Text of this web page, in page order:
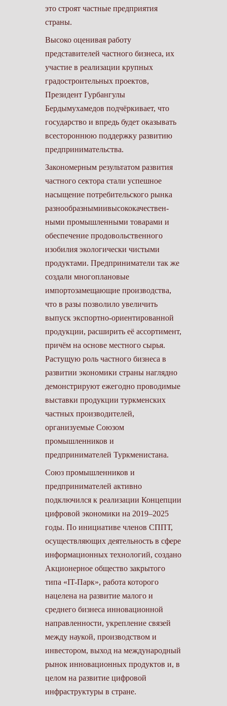
это строят частные предприятия
страны.
Высоко оценивая работу
представителей частного бизнеса, их
участие в реализации крупных
градостроительных проектов,
Президент Гурбангулы
Бердымухамедов подчёркивает, что
государство и впредь будет оказывать
всестороннюю поддержку развитию
предпринимательства.
Закономерным результатом развития
частного сектора стали успешное
насыщение потребительского рынка
разнообразнымиивысококачествен-
ными промышленными товарами и
обеспечение продовольственного
изобилия экологически чистыми
продуктами. Предприниматели так же
создали многоплановые
импортозамещающие производства,
что в разы позволило увеличить
выпуск экспортно-ориентированной
продукции, расширить её ассортимент,
причём на основе местного сырья.
Растущую роль частного бизнеса в
развитии экономики страны наглядно
демонстрируют ежегодно проводимые
выставки продукции туркменских
частных производителей,
организуемые Союзом
промышленников и
предпринимателей Туркменистана.
Союз промышленников и
предпринимателей активно
подключился к реализации Концепции
цифровой экономики на 2019–2025
годы. По инициативе членов СППТ,
осуществляющих деятельность в сфере
информационных технологий, создано
Акционерное общество закрытого
типа «IT-Парк», работа которого
нацелена на развитие малого и
среднего бизнеса инновационной
направленности, укрепление связей
между наукой, производством и
инвестором, выход на международный
рынок инновационных продуктов и, в
целом на развитие цифровой
инфраструктуры в стране.